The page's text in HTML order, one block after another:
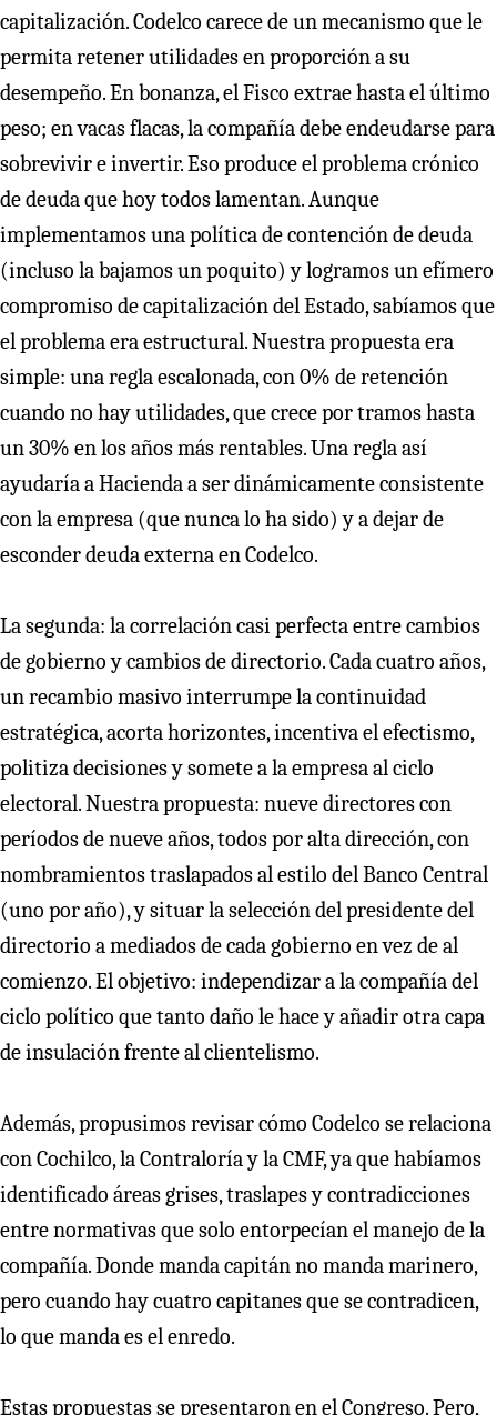
capitalización. Codelco carece de un mecanismo que le
permita retener utilidades en proporción a su
desempeño. En bonanza, el Fisco extrae hasta el último
peso; en vacas flacas, la compañía debe endeudarse para
sobrevivir e invertir. Eso produce el problema crónico
de deuda que hoy todos lamentan. Aunque
implementamos una política de contención de deuda
(incluso la bajamos un poquito) y logramos un efímero
compromiso de capitalización del Estado, sabíamos que
el problema era estructural. Nuestra propuesta era
simple: una regla escalonada, con 0% de retención
cuando no hay utilidades, que crece por tramos hasta
un 30% en los años más rentables. Una regla así
ayudaría a Hacienda a ser dinámicamente consistente
con la empresa (que nunca lo ha sido) y a dejar de
esconder deuda externa en Codelco.
La segunda: la correlación casi perfecta entre cambios
de gobierno y cambios de directorio. Cada cuatro años,
un recambio masivo interrumpe la continuidad
estratégica, acorta horizontes, incentiva el efectismo,
politiza decisiones y somete a la empresa al ciclo
electoral. Nuestra propuesta: nueve directores con
períodos de nueve años, todos por alta dirección, con
nombramientos traslapados al estilo del Banco Central
(uno por año), y situar la selección del presidente del
directorio a mediados de cada gobierno en vez de al
comienzo. El objetivo: independizar a la compañía del
ciclo político que tanto daño le hace y añadir otra capa
de insulación frente al clientelismo.
Además, propusimos revisar cómo Codelco se relaciona
con Cochilco, la Contraloría y la CMF, ya que habíamos
identificado áreas grises, traslapes y contradicciones
entre normativas que solo entorpecían el manejo de la
compañía. Donde manda capitán no manda marinero,
pero cuando hay cuatro capitanes que se contradicen,
lo que manda es el enredo.
Estas propuestas se presentaron en el Congreso. Pero,